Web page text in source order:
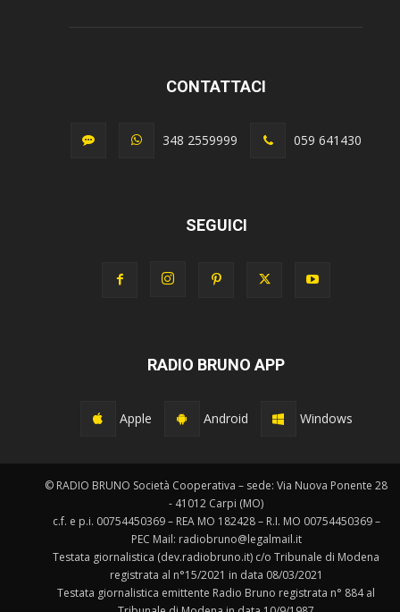
CONTATTACI
348 2559999 059 641430
SEGUICI
RADIO BRUNO APP
Apple Android Windows
© RADIO BRUNO Società Cooperativa – sede: Via Nuova Ponente 28
- 41012 Carpi (MO)
c.f. e p.i. 00754450369 – REA MO 182428 – R.I. MO 00754450369 –
PEC Mail: radiobruno@legalmail.it
Testata giornalistica (dev.radiobruno.it) c/o Tribunale di Modena
registrata al n°15/2021 in data 08/03/2021
Testata giornalistica emittente Radio Bruno registrata n° 884 al